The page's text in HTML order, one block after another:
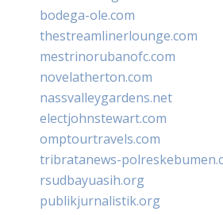
bodega-ole.com
thestreamlinerlounge.com
mestrinorubanofc.com
novelatherton.com
nassvalleygardens.net
electjohnstewart.com
omptourtravels.com
tribratanews-
rsudbayuasih.org
publikjurnalistik.org